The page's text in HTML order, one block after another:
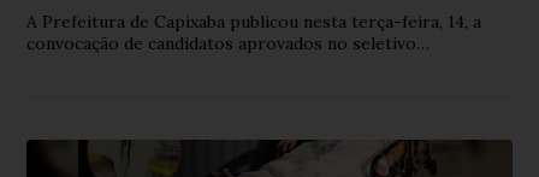
A Prefeitura de Capixaba publicou nesta terça-feira, 14, a
convocação de candidatos aprovados no seletivo